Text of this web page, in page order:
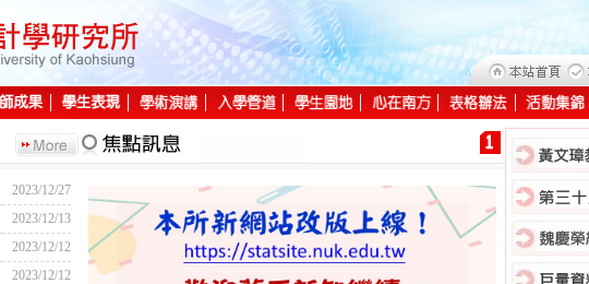
2023/12/27
2023/12/13
2023/12/12
2023/12/12